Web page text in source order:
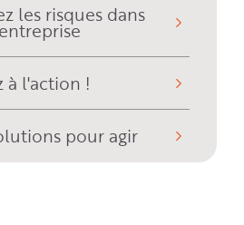
les risques dans
à l'action !
pour agir